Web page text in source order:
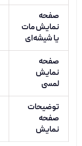
صفحه
نمایش مات
یا شیشه‌ای
صفحه
نمایش
لمسی
توضیحات
صفحه
نمایش